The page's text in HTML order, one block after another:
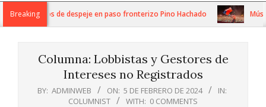
Navigation
MenuBreaking
trabajos de despeje en paso fronterizo Pino Hachado
Columna: Lobbistas y Gestores de
Intereses no Registrados
BY: ADMINWEB ON: 5 DE FEBRERO DE 2024
IN:
COLUMNIST
WITH: 0 COMMENTS